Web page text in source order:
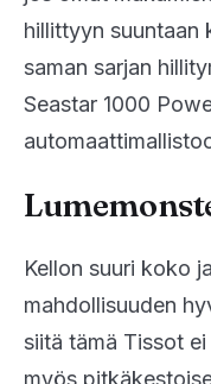
hillittyyn suuntaan
saman sarjan
Seastar 1000
Kellon suuri koko
mahdollisuuden
siitä tämä Tissot
myös